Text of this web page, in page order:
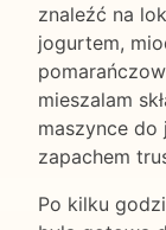
znaleźć na
jogurtem,
mieszalam
maszynce do
zapachem
Po kilku